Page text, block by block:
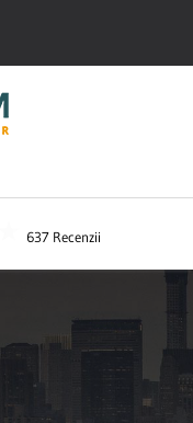
637 Recenzii